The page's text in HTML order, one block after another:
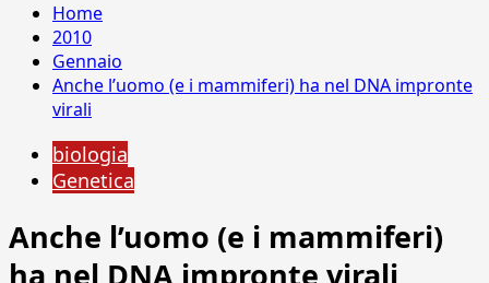
Home
2010
Gennaio
Anche l’uomo (e i mammiferi) ha nel DNA impronte
virali
biologia
Genetica
Anche l’uomo (e i mammiferi)